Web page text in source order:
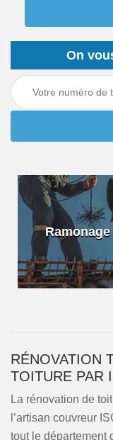
On
Ramonage
RÉNOVATION
TOITURE PAR
La rénovation de
l’artisan couvreur
tout le département